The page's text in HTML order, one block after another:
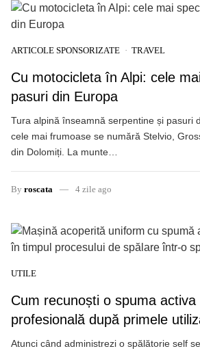
ARTICOLE SPONSORIZATE TRAVEL
Cu motocicleta în Alpi: cele
pasuri din Europa
Tura alpină înseamnă serpentine și pasuri
cele mai frumoase se numără Stelvio,
din Dolomiți. La munte…
By roscata 4 zile ago
UTILE
Cum recunoști o spuma activa
profesională după primele
Atunci când administrezi o spălătorie self